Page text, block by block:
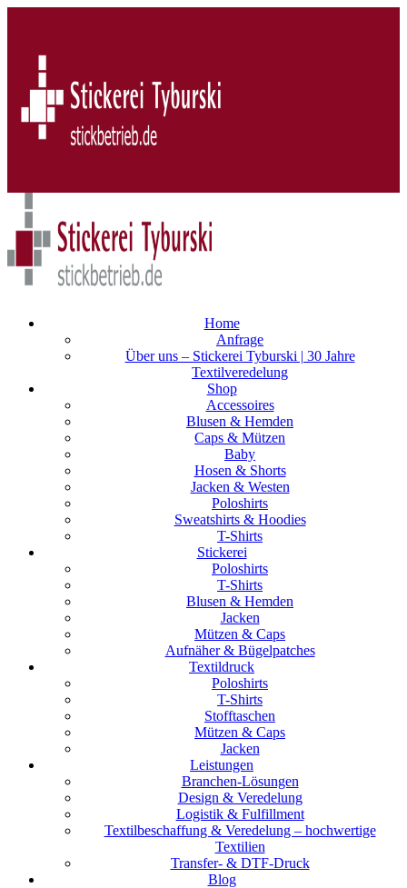
Home
Anfrage
Über uns – Stickerei Tyburski | 30 Jahre
Textilveredelung
Shop
Accessoires
Blusen & Hemden
Caps & Mützen
Baby
Hosen & Shorts
Jacken & Westen
Poloshirts
Sweatshirts & Hoodies
T-Shirts
Stickerei
Poloshirts
T-Shirts
Blusen & Hemden
Jacken
Mützen & Caps
Aufnäher & Bügelpatches
Textildruck
Poloshirts
T-Shirts
Stofftaschen
Mützen & Caps
Jacken
Leistungen
Branchen-Lösungen
Design & Veredelung
Logistik & Fulfillment
Textilbeschaffung & Veredelung – hochwertige
Textilien
Transfer- & DTF-Druck
Blog